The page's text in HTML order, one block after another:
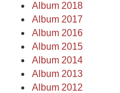
Album 2018
Album 2017
Album 2016
Album 2015
Album 2014
Album 2013
Album 2012